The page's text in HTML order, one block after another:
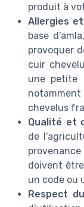
produit à
Allergies
base
provoquer
cuir
une petite
chevelus
Qualité et
de
doivent
un code ou
Respect